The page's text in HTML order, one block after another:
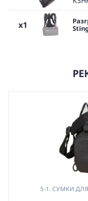
x1
5-1. СУМКИ